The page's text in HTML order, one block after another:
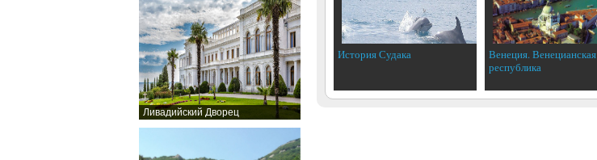
Ливадийский Дворец
История Судака
Венеция. Венецианская
республика